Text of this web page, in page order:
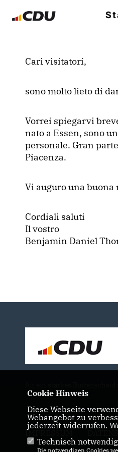
Cari visitatori,
sono molto lieto di
Vorrei spiegarvi
nato a Essen, sono
personale. Gran
Piacenza.
Vi auguro una
Cordiali saluti
Il vostro
Benjamin Daniel
IMPRESSUM
Cookie Hinweis
Diese Webseite
Webangebot zu
jederzeit widerrufen.
Technisch
Die notwendigen Cookies